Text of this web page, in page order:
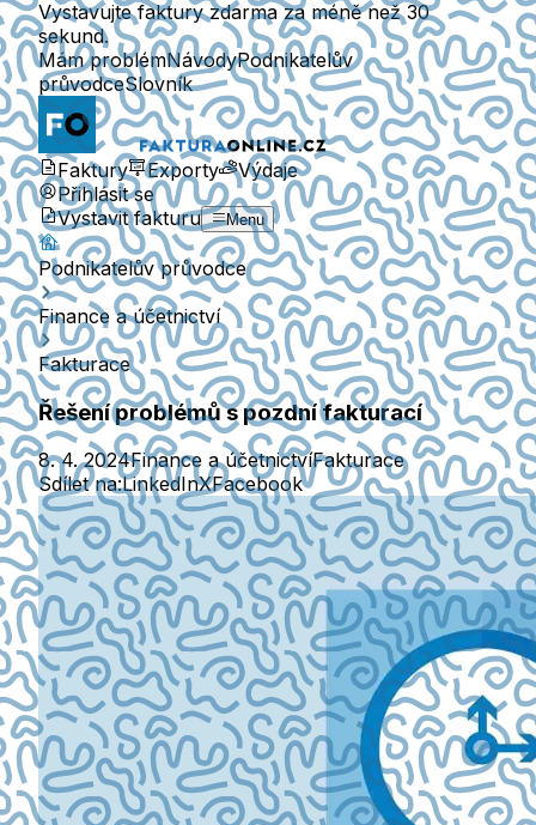
Vystavujte faktury zdarma za méně než 30
sekund.
Mám problémNávodyPodnikatelův
průvodceSlovník
Faktury Exporty
Výdaje
Přihlásit se
Vystavit fakturu
Menu
Podnikatelův průvodce
Finance a účetnictví
Fakturace
Řešení problémů s pozdní fakturací
8. 4. 2024Finance a účetnictvíFakturace
Sdílet na:LinkedInXFacebook